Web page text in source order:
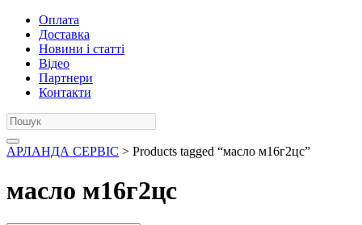
Оплата
Доставка
Новини і статті
Відео
Партнери
Контакти
АРЛАНДА СЕРВІС > Products tagged “масло м16г2цс”
масло м16г2цс